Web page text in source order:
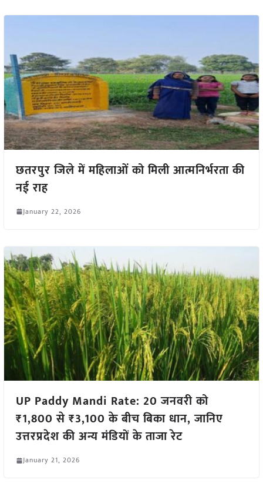
छतरपुर जिले में महिलाओं को मिली आत्मनिर्भरता की
नई राह
January 22, 2026
UP Paddy Mandi Rate: 20 जनवरी को
₹1,800 से ₹3,100 के बीच बिका धान, जानिए
उत्तरप्रदेश की अन्य मंडियों के ताजा रेट
January 21, 2026